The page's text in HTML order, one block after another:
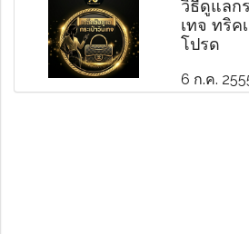
วิธีดูแลก
เทจ ทริค
โปรด
6 ก.ค.